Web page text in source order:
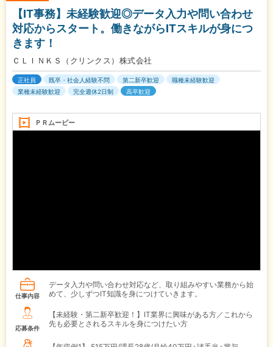
【IT事務】未経験歓迎◎データ入力や問い合わせ
対応からスタート。働きながらITスキルが身につ
きます！
ＣＬＩＮＫＳ（クリンクス）株式会社
正社員 既卒・社会人経験不問 第二新卒歓迎
職種未経験歓迎
業種未経験歓迎
完全週休2日制 高卒歓迎
ＰＲムービー
仕事内容
データ入力や問い合わせ対応など、取り組みやすい業務から始
めて、少しずつIT知識を身につけていきます。
応募条件
【未経験・第二新卒歓迎！】IT業界に興味がある方／これから
先も必要とされるスキルを身につけたい方